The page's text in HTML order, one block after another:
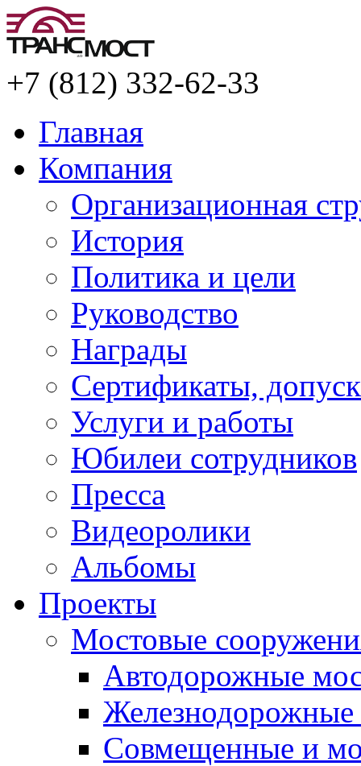
+7 (812) 332-62-33
Главная
Компания
Организационная
История
Политика и цели
Руководство
Награды
Сертификаты,
Услуги и работы
Юбилеи сотрудников
Пресса
Видеоролики
Альбомы
Проекты
Мостовые
Автодорожные
Совмещенные и